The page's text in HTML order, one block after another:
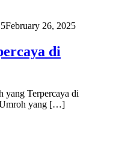
February 26, 2025
di
yang Terpercaya di
Umroh yang […]